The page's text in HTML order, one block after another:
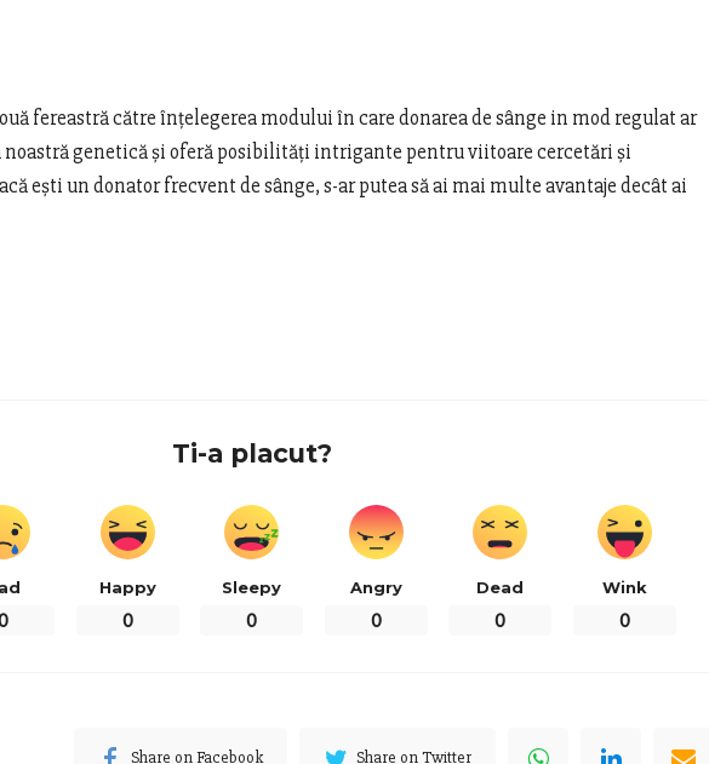
fereastră către înțelegerea modului în care donarea de sânge in mod regulat ar
genetică și oferă posibilități intrigante pentru viitoare cercetări și
ești un donator frecvent de sânge, s-ar putea să ai mai multe avantaje decât ai
Ti-a placut?
Happy
0
Sleepy
0
Angry
0
Dead
0
Wink
0
Share on Facebook Share on Twitter